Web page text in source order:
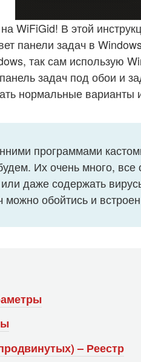
WiFiGid! В этой
панели задач в
так сам использую
задач под обои и
нормальные варианты
программами
Их очень много,
или даже содержать
можно обойтись и
– Реестр